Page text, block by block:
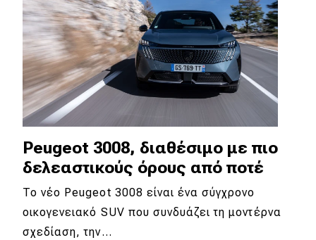
Peugeot 3008, διαθέσιμο με πιο
δελεαστικούς όρους από ποτέ
To νέο Peugeot 3008 είναι ένα σύγχρονο
οικογενειακό SUV που συνδυάζει τη μοντέρνα
σχεδίαση, την…